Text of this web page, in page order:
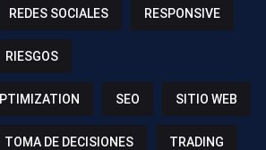
REDES SOCIALES RESPONSIVE
RIESGOS
SEO SITIO WEB
TOMA DE DECISIONES TRADING